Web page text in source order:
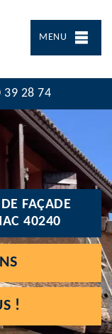
MENU
39 28 74
FAÇADE
40240
!